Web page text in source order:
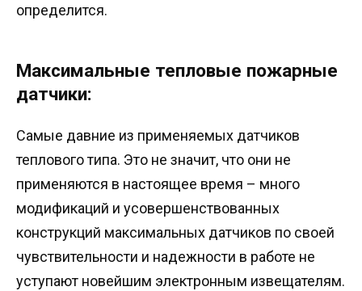
определится.
Максимальные тепловые пожарные
датчики:
Самые давние из применяемых датчиков
теплового типа. Это не значит, что они не
применяются в настоящее время – много
модификаций и усовершенствованных
конструкций максимальных датчиков по своей
чувствительности и надежности в работе не
уступают новейшим электронным извещателям.